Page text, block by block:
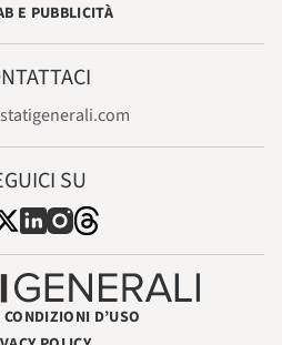
E PUBBLICITÀ
SU
D’USO